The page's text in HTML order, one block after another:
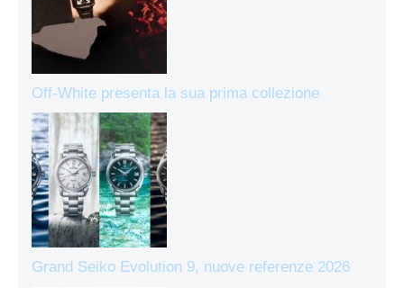
Off-White presenta la sua prima collezione
Grand Seiko Evolution 9, nuove referenze 2026